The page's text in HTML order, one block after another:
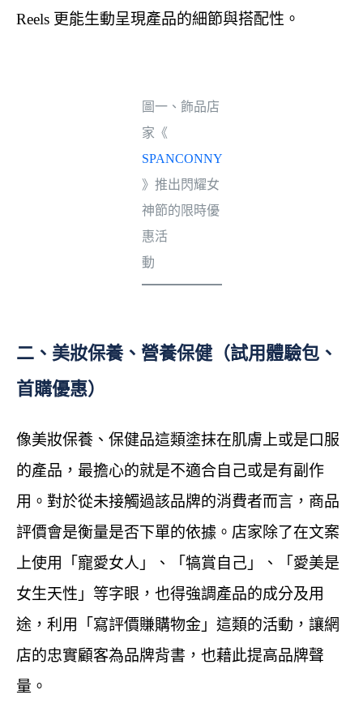
Reels 更能生動呈現產品的細節與搭配性。
圖一、飾品店
家《
SPANCONNY
》推出閃耀女
神節的限時優
惠活
動
二、美妝保養、營養保健（試用體驗包、
首購優惠）
像美妝保養、保健品這類塗抹在肌膚上或是口服
的產品，最擔心的就是不適合自己或是有副作
用。對於從未接觸過該品牌的消費者而言，商品
評價會是衡量是否下單的依據。店家除了在文案
上使用「寵愛女人」、「犒賞自己」、「愛美是
女生天性」等字眼，也得強調產品的成分及用
途，利用「寫評價賺購物金」這類的活動，讓網
店的忠實顧客為品牌背書，也藉此提高品牌聲
量。